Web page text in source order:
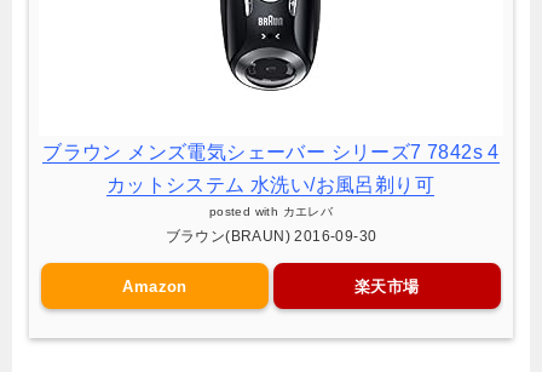
ブラウン メンズ電気シェーバー シリーズ7 7842s 4
カットシステム 水洗い/お風呂剃り可
posted with カエレバ
ブラウン(BRAUN) 2016-09-30
Amazon 楽天市場